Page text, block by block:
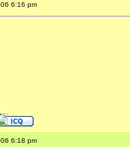
6:16 pm
6:18 pm